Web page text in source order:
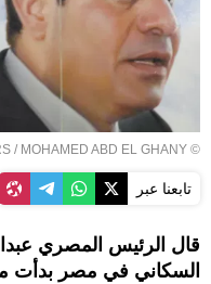
©
/ MOHAMED ABD EL GHANY
تابعنا عبر
قال الرئيس المصري
السكاني في مصر بدأت